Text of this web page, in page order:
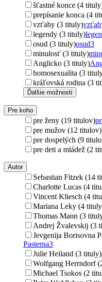
šťastné konce (4
prepísanie konca (4
vzťahy (3 tituly)
legendy (3 tituly)
osud (3 tituly)osud3
minulosť (3 tituly)
Anglicko (3 tituly)
homosexualita (3
kráľovská rodina (3
Ďalšie možnosti
Pre koho
pre ženy (19 titulov)
pre mužov (12 titulov)
pre dospelých (9
pre deti a mládež (2
Autor
Sebastian Fitzek (14
Charlotte Lucas (4
Vincent Kliesch (4
Mariana Leky (4
Thomas Mann (3
Andrej Žvalevskij (3
Jevgenija Borisovna
Pasterna3
Julie Heiland (3 tituly)
Wolfgang Herrndorf
Michael Tsokos (2